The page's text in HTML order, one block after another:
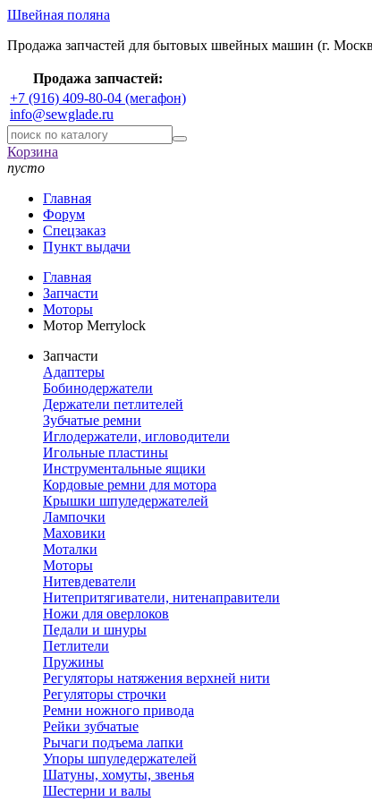
Швейная поляна
Продажа запчастей для бытовых швейных машин (г.
Продажа запчастей:
+7 (916) 409-80-04 (мегафон)
info@sewglade.ru
Корзина
пусто
Главная
Форум
Спецзаказ
Пункт выдачи
Главная
Запчасти
Моторы
Мотор Merrylock
Запчасти
Адаптеры
Бобинодержатели
Держатели петлителей
Зубчатые ремни
Иглодержатели, игловодители
Игольные пластины
Инструментальные ящики
Кордовые ремни для мотора
Крышки шпуледержателей
Лампочки
Маховики
Моталки
Моторы
Нитевдеватели
Нитепритягиватели, нитенаправители
Ножи для оверлоков
Педали и шнуры
Петлители
Пружины
Регуляторы натяжения верхней нити
Регуляторы строчки
Ремни ножного привода
Рейки зубчатые
Рычаги подъема лапки
Упоры шпуледержателей
Шатуны, хомуты, звенья
Шестерни и валы